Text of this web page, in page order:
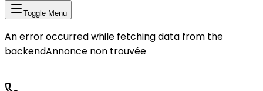
Toggle Menu
An error occurred while fetching data from the
backendAnnonce non trouvée